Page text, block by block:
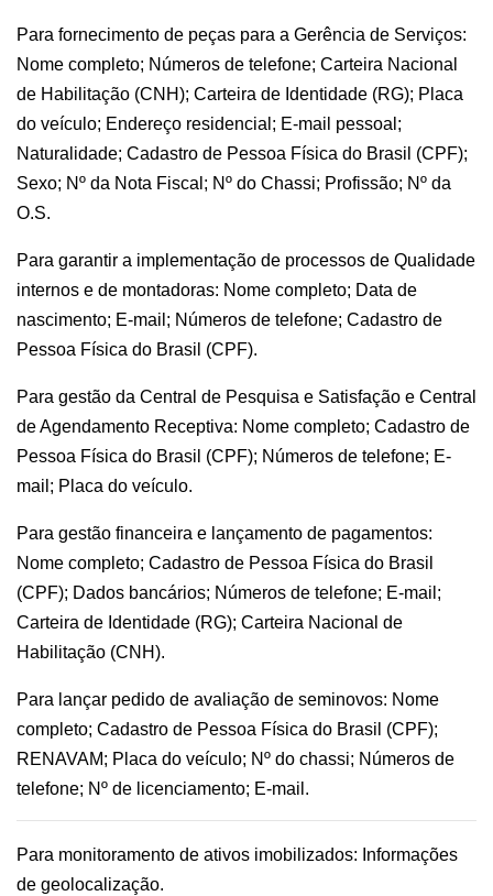
Para fornecimento de peças para a Gerência de Serviços:
Nome completo; Números de telefone; Carteira Nacional
de Habilitação (CNH); Carteira de Identidade (RG); Placa
do veículo; Endereço residencial; E-mail pessoal;
Naturalidade; Cadastro de Pessoa Física do Brasil (CPF);
Sexo; Nº da Nota Fiscal; Nº do Chassi; Profissão; Nº da
O.S.
Para garantir a implementação de processos de Qualidade
internos e de montadoras: Nome completo; Data de
nascimento; E-mail; Números de telefone; Cadastro de
Pessoa Física do Brasil (CPF).
Para gestão da Central de Pesquisa e Satisfação e Central
de Agendamento Receptiva: Nome completo; Cadastro de
Pessoa Física do Brasil (CPF); Números de telefone; E-
mail; Placa do veículo.
Para gestão financeira e lançamento de pagamentos:
Nome completo; Cadastro de Pessoa Física do Brasil
(CPF); Dados bancários; Números de telefone; E-mail;
Carteira de Identidade (RG); Carteira Nacional de
Habilitação (CNH).
Para lançar pedido de avaliação de seminovos: Nome
completo; Cadastro de Pessoa Física do Brasil (CPF);
RENAVAM; Placa do veículo; Nº do chassi; Números de
telefone; Nº de licenciamento; E-mail.
Para monitoramento de ativos imobilizados: Informações
de geolocalização.